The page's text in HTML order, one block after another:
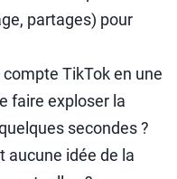
partages) pour
TikTok en une
faire exploser la
secondes ?
aucune idée de la